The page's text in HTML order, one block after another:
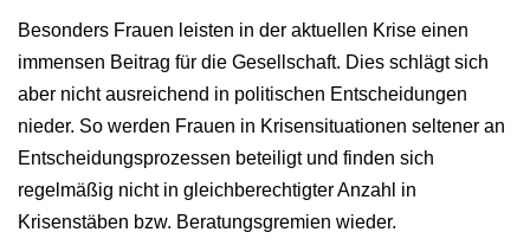
Besonders Frauen leisten in der aktuellen Krise einen
immensen Beitrag für die Gesellschaft. Dies schlägt sich
aber nicht ausreichend in politischen Entscheidungen
nieder. So werden Frauen in Krisensituationen seltener an
Entscheidungsprozessen beteiligt und finden sich
regelmäßig nicht in gleichberechtigter Anzahl in
Krisenstäben bzw. Beratungsgremien wieder.